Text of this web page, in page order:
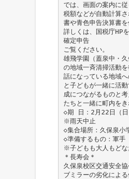
では、画面の案内に
税額などが自動計算
書や青色申告決算書を
詳しくは、国税庁HPを
確定申告
ご覧ください。
雄飛学園（蓋泉中・
の地域一斉清掃活動
話になっている地域
と子どもが一緒に活
成につながるものと
たちと一緒に町内を
◇期 日：2月22日（
※雨天中止
◇集合場所：久保泉小
◇準備するもの：軍手
※子どもも大人もどな
＊長寿会＊
久保泉校区交通安全
ブミラーの劣化によ